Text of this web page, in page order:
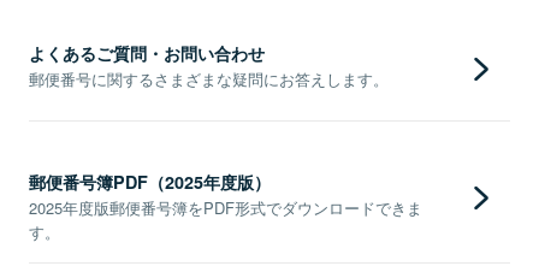
よくあるご質問・お問い合わせ
郵便番号に関するさまざまな疑問にお答えします。
郵便番号簿PDF（2025年度版）
2025年度版郵便番号簿をPDF形式でダウンロードできま
す。